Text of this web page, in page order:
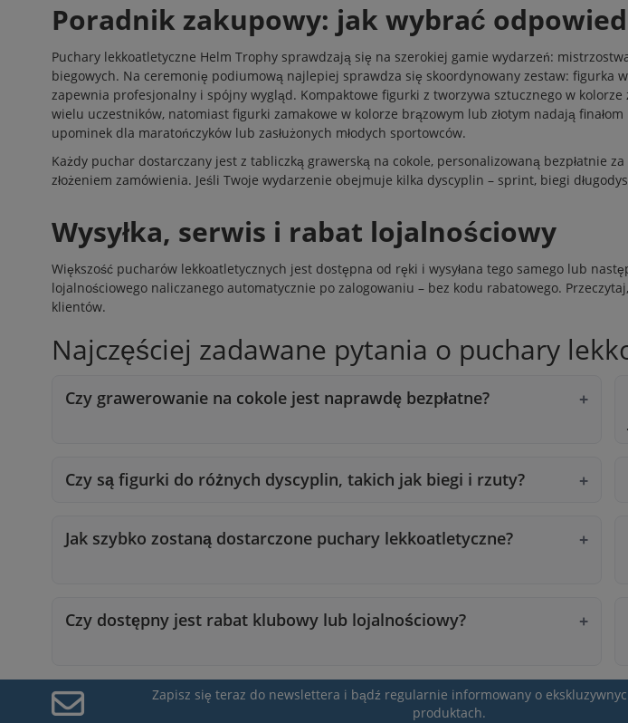
Poradnik zakupowy: jak wybrać
Puchary lekkoatletyczne Helm Trophy sprawdzają się na szerokiej gamie wydarzeń:
biegowych. Na ceremonię podiumową najlepiej sprawdza się skoordynowany zestaw: figurka
zapewnia profesjonalny i spójny wygląd. Kompaktowe figurki z tworzywa sztucznego w
wielu uczestników, natomiast figurki zamakowe w kolorze brązowym lub złotym nadają
upominek dla maratończyków lub zasłużonych młodych sportowców.
Każdy puchar dostarczany jest z tabliczką grawerską na cokole, personalizowaną bezpłatnie
złożeniem zamówienia. Jeśli Twoje wydarzenie obejmuje kilka dyscyplin – sprint, biegi
Wysyłka, serwis i rabat lojalnościowy
Większość pucharów lekkoatletycznych jest dostępna od ręki i wysyłana tego samego lub
lojalnościowego naliczanego automatycznie po zalogowaniu – bez kodu rabatowego.
klientów.
Najczęściej zadawane pytania o puchary
Czy grawerowanie na cokole jest naprawdę bezpłatne?
Czy są figurki do różnych dyscyplin, takich jak biegi i rzuty?
Jak szybko zostaną dostarczone puchary lekkoatletyczne?
Czy dostępny jest rabat klubowy lub lojalnościowy?
Zapisz się teraz do newslettera i bądź regularnie informowany o
produktach.